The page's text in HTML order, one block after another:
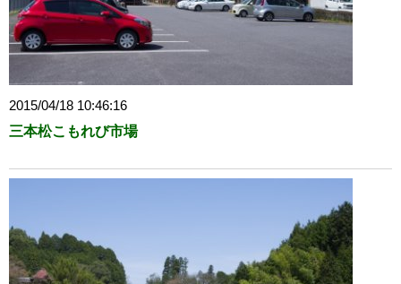
2015/04/18 10:46:16
三本松こもれび市場